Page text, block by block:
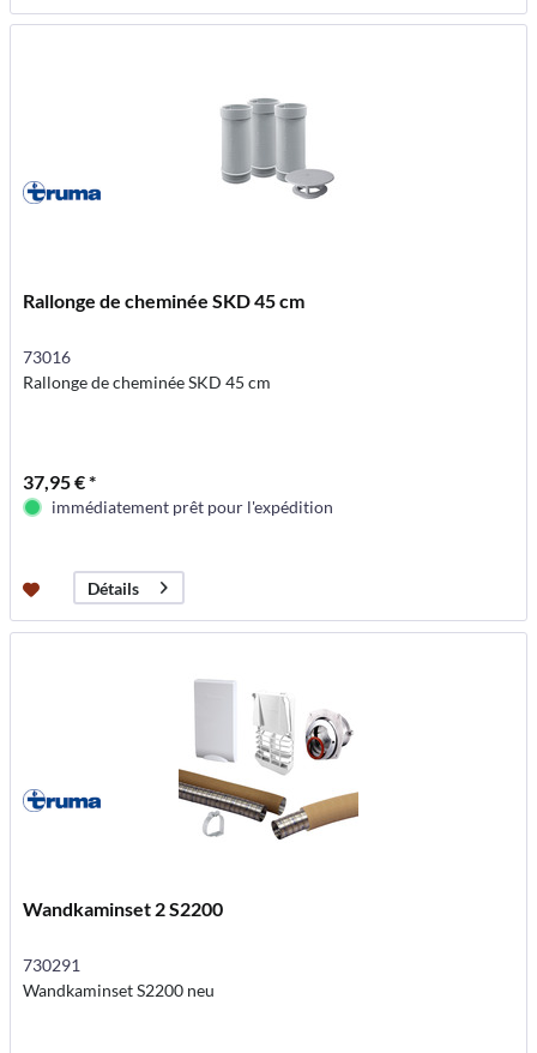
Rallonge de cheminée SKD 45 cm
73016
Rallonge de cheminée SKD 45 cm
37,95 € *
immédiatement prêt pour l'expédition
Détails
Wandkaminset 2 S2200
730291
Wandkaminset S2200 neu